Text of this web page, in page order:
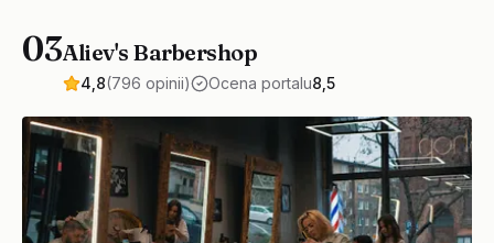
03Aliev's Barbershop
4,8(796 opinii) Ocena portalu8,5